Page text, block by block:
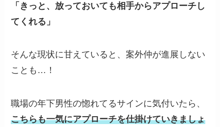
「きっと、放っておいても相手からアプローチし
てくれる」
そんな現状に甘えていると、案外仲が進展しない
ことも…！
職場の年下男性の惚れてるサインに気付いたら、
こちらも一気にアプローチを仕掛けていきましょ